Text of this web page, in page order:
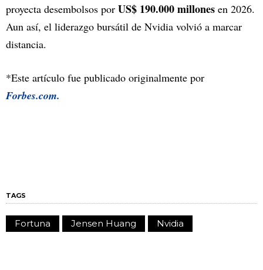
proyecta desembolsos por US$ 190.000 millones en 2026.
Aun así, el liderazgo bursátil de Nvidia volvió a marcar
distancia.
*Este artículo fue publicado originalmente por
Forbes.com.
TAGS
Fortuna Jensen Huang Nvidia